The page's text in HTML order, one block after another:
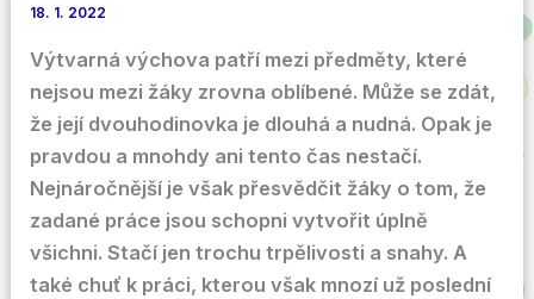
18. 1. 2022
Výtvarná výchova patří mezi předměty, které
nejsou mezi žáky zrovna oblíbené. Může se zdát,
že její dvouhodinovka je dlouhá a nudná. Opak je
pravdou a mnohdy ani tento čas nestačí.
Nejnáročnější je však přesvědčit žáky o tom, že
zadané práce jsou schopni vytvořit úplně
všichni. Stačí jen trochu trpělivosti a snahy. A
také chuť k práci, kterou však mnozí už poslední